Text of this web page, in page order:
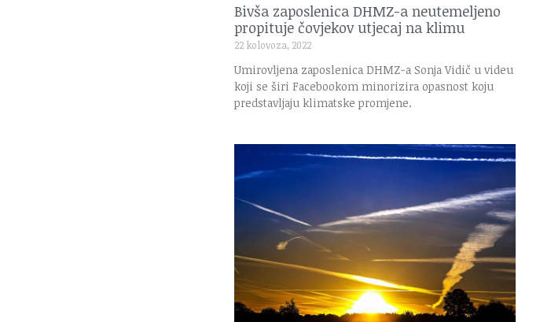
Bivša zaposlenica DHMZ-a neutemeljeno
propituje čovjekov utjecaj na klimu
22 kolovoza, 2022
Umirovljena zaposlenica DHMZ-a Sonja Vidič u videu
koji se širi Facebookom minorizira opasnost koju
predstavljaju klimatske promjene.